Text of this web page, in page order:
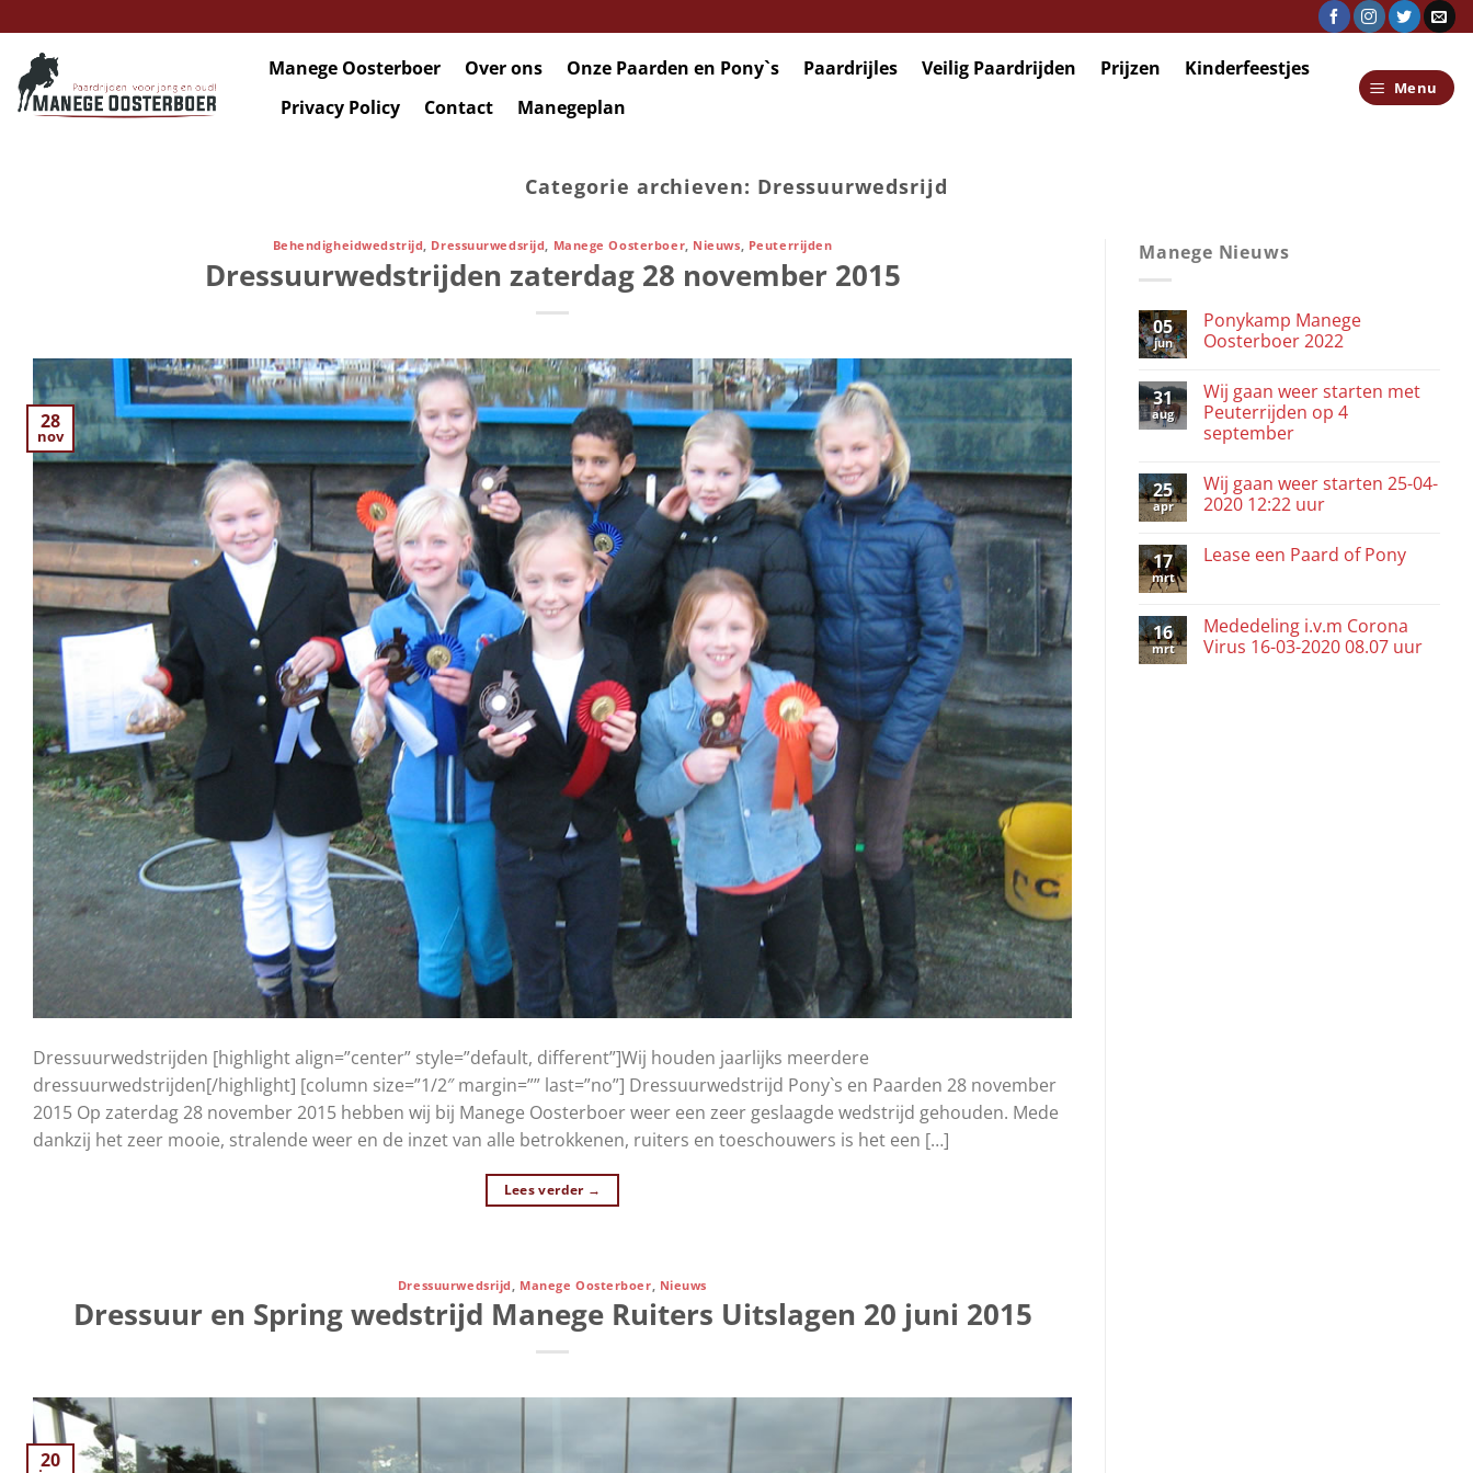
naar
inhoud
Manege Oosterboer Over ons Onze Paarden en Pony`s Paardrijles Veilig Paardrijden Prijzen
Kinderfeestjes
Privacy Policy
Contact Manegeplan
Menu
Categorie archieven: Dressuurwedsrijd
Behendigheidwedstrijd, Dressuurwedsrijd, Manege Oosterboer, Nieuws, Peuterrijden
Dressuurwedstrijden zaterdag 28 november 2015
28
nov
Dressuurwedstrijden [highlight align=”center” style=”default, different”]Wij houden jaarlijks meerdere
dressuurwedstrijden[/highlight] [column size=”1/2″ margin=”” last=”no”] Dressuurwedstrijd Pony`s en Paarden 28 november
2015 Op zaterdag 28 november 2015 hebben wij bij Manege Oosterboer weer een zeer geslaagde wedstrijd gehouden. Mede
dankzij het zeer mooie, stralende weer en de inzet van alle betrokkenen, ruiters en toeschouwers is het een […]
Lees verder →
Dressuurwedsrijd Manege Oosterboer Nieuws
Dressuur en Spring wedstrijd Manege Ruiters Uitslagen 20 juni 2015
20
Manege Nieuws
05
jun
Ponykamp Manege
Oosterboer 2022
31
aug
Wij gaan weer starten met
Peuterrijden op 4
september
25
apr
Wij gaan weer starten 25-04-
2020 12:22 uur
17
mrt
Lease een Paard of Pony
16
mrt
Mededeling i.v.m Corona
Virus 16-03-2020 08.07 uur